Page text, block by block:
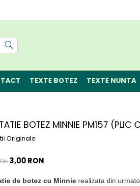
TEXTE BOTEZ TEXTE NUNTA
BOTEZ MINNIE PM157 (PLIC
Originale
3,00 RON
de botez cu Minnie realizata din